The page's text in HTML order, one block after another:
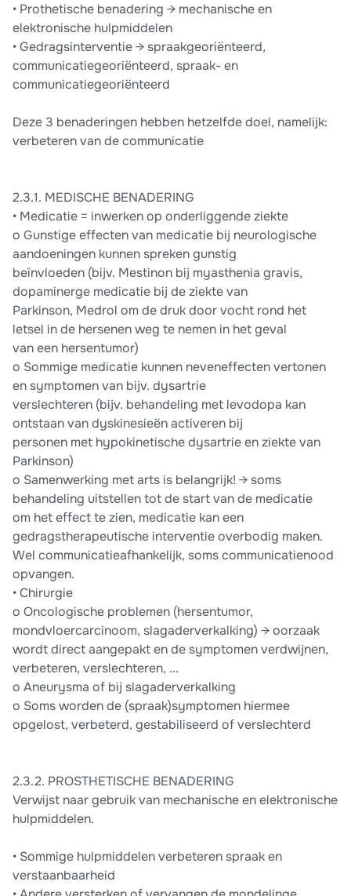
• Prothetische benadering → mechanische en
elektronische hulpmiddelen
• Gedragsinterventie → spraakgeoriënteerd,
communicatiegeoriënteerd, spraak- en
communicatiegeoriënteerd
Deze 3 benaderingen hebben hetzelfde doel, namelijk:
verbeteren van de communicatie
2.3.1. MEDISCHE BENADERING
• Medicatie = inwerken op onderliggende ziekte
o Gunstige effecten van medicatie bij neurologische
aandoeningen kunnen spreken gunstig
beïnvloeden (bijv. Mestinon bij myasthenia gravis,
dopaminerge medicatie bij de ziekte van
Parkinson, Medrol om de druk door vocht rond het
letsel in de hersenen weg te nemen in het geval
van een hersentumor)
o Sommige medicatie kunnen neveneffecten vertonen
en symptomen van bijv. dysartrie
verslechteren (bijv. behandeling met levodopa kan
ontstaan van dyskinesieën activeren bij
personen met hypokinetische dysartrie en ziekte van
Parkinson)
o Samenwerking met arts is belangrijk! → soms
behandeling uitstellen tot de start van de medicatie
om het effect te zien, medicatie kan een
gedragstherapeutische interventie overbodig maken.
Wel communicatieafhankelijk, soms communicatienood
opvangen.
• Chirurgie
o Oncologische problemen (hersentumor,
mondvloercarcinoom, slagaderverkalking) → oorzaak
wordt direct aangepakt en de symptomen verdwijnen,
verbeteren, verslechteren, ...
o Aneurysma of bij slagaderverkalking
o Soms worden de (spraak)symptomen hiermee
opgelost, verbeterd, gestabiliseerd of verslechterd
2.3.2. PROSTHETISCHE BENADERING
Verwijst naar gebruik van mechanische en elektronische
hulpmiddelen.
• Sommige hulpmiddelen verbeteren spraak en
verstaanbaarheid